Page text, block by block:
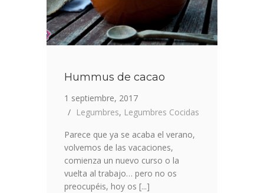
Hummus de cacao
1 septiembre, 2017
Legumbres, Legumbres Cocidas
Parece que ya se acaba el verano,
volvemos de las vacaciones,
comienza un nuevo curso o la
vuelta al trabajo… pero no os
preocupéis, hoy os [...]